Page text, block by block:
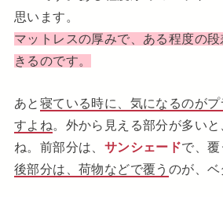
思います。
マットレスの厚みで、ある程度の
きるのです。
あと 寝ている時に、気になるのが
すよね。外から見える部分が多い
ね。前部分は、 サンシェードで、覆
後部分は、荷物などで覆う のが、ベ